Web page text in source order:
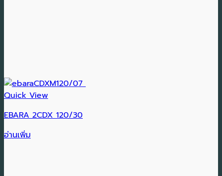
Quick View
EBARA 2CDX 120/30
อ่านเพิ่ม